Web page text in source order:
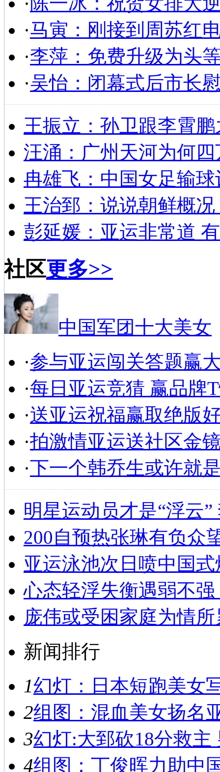
·马寅：刚接到周苏红
·李萍：免费升级为头
·吴怡：闭幕式后市长
王振立：孙卫跟李霄
汪涌：广州天河为何
冉雄飞：中国女足输
王治郅：说说朝鲜概
彭延媛：亚运非常道
社区更多>>
中国军团十大美女
·参与亚运闯关答题赢
·每日亚运竞猜 赢品牌
·送亚运祝福赢取绝版
·拍激情亚运送社区金
·下一个韩乔生或许就
明星运动员才是“浮云
200自预热张琳有负众
亚运泳池次日喷中国
心态轻浮失衡遇弱不
庞伟或受困家庭为情
新闻排行
1幻灯：日本短跑美女
2组图：混血美女扬名
3幻灯:大郅砍18分救主
4组图：丁俊晖力助中